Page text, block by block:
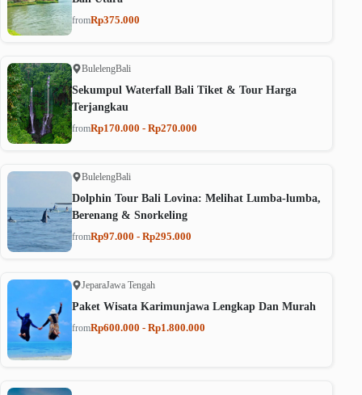
fromRp375.000
BulelengBali
Sekumpul Waterfall Bali Tiket & Tour Harga
Terjangkau
fromRp170.000 - Rp270.000
BulelengBali
Dolphin Tour Bali Lovina: Melihat Lumba-lumba,
Berenang & Snorkeling
fromRp97.000 - Rp295.000
JeparaJawa Tengah
Paket Wisata Karimunjawa Lengkap Dan Murah
fromRp600.000 - Rp1.800.000